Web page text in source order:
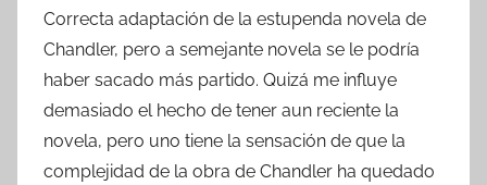
Correcta adaptación de la estupenda novela de
Chandler, pero a semejante novela se le podría
haber sacado más partido. Quizá me influye
demasiado el hecho de tener aun reciente la
novela, pero uno tiene la sensación de que la
complejidad de la obra de Chandler ha quedado